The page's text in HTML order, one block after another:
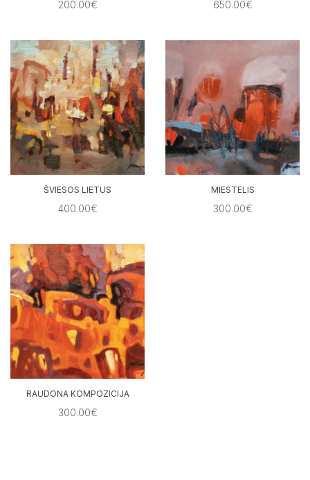
200.00€ 650.00€
ŠVIESOS LIETUS
400.00€
MIESTELIS
300.00€
RAUDONA KOMPOZICIJA
300.00€